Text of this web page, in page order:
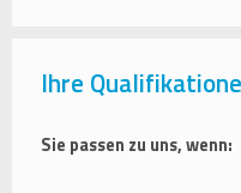
Ihre
Sie passen zu uns, wenn: